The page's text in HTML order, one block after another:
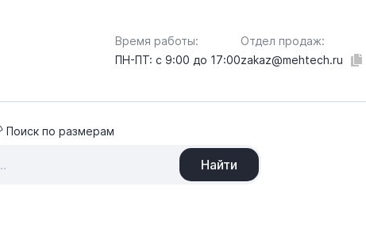
Время работы:
ПН-ПТ: с 9:00 до 17:00
Отдел продаж:
zakaz@mehtech.ru
Поиск по размерам
Найти